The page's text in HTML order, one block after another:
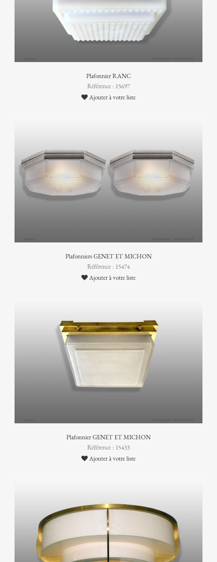
Plafonnier RANC
Référence : 15697
Ajouter à votre liste
Plafonniers GENET ET MICHON
Référence : 15474
Ajouter à votre liste
Plafonnier GENET ET MICHON
Référence : 15433
Ajouter à votre liste